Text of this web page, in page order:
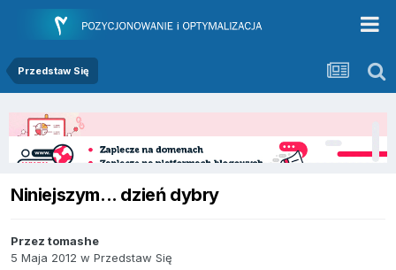
Przedstaw Się
Niniejszym... dzień dybry
Przez tomashe
5 Maja 2012 w Przedstaw Się